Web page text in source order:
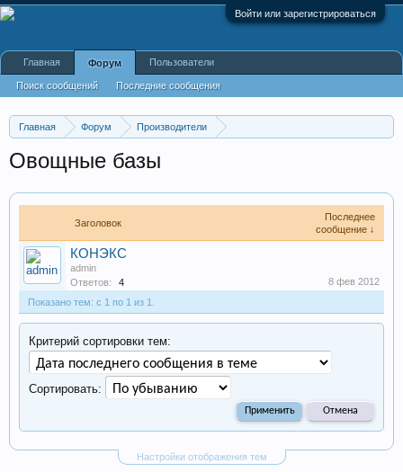
Войти или зарегистрироваться
Главная Форум
Производители
Овощные базы
Заголовок
Последнее
сообщение ↓
КОНЭКС
admin
Ответов:
4
8 фев 2012
Показано тем: с 1 по 1 из 1.
Настройки отображения тем
Критерий сортировки тем:
Сортировать:
Главная Форум
Поиск сообщений Последние сообщения
Пользователи